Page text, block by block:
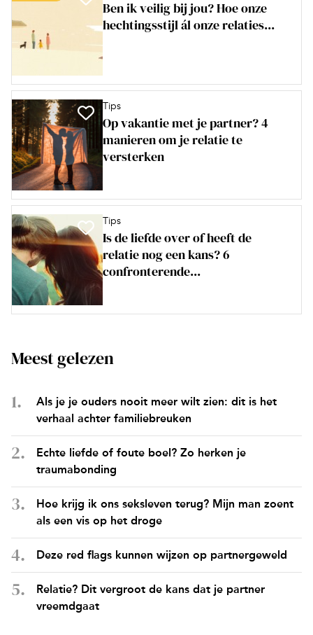
Ben ik veilig bij jou? Hoe onze
hechtingsstijl ál onze relaties...
Tips
Op vakantie met je partner? 4
manieren om je relatie te
versterken
Tips
Is de liefde over of heeft de
relatie nog een kans? 6
confronterende...
Meest gelezen
Als je je ouders nooit meer wilt zien: dit is het
verhaal achter familiebreuken
Echte liefde of foute boel? Zo herken je
traumabonding
Hoe krijg ik ons seksleven terug? Mijn man zoent
als een vis op het droge
Deze red flags kunnen wijzen op partnergeweld
Relatie? Dit vergroot de kans dat je partner
vreemdgaat